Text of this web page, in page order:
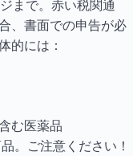
まで。赤い税関通
、書面での申告が必
的には：
む医薬品
。ご注意ください！